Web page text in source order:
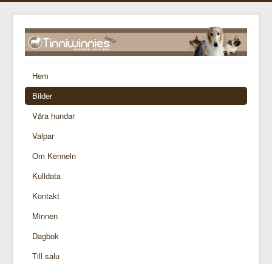
Hem
Bilder
Våra hundar
Valpar
Om Kenneln
Kulldata
Kontakt
Minnen
Dagbok
Till salu